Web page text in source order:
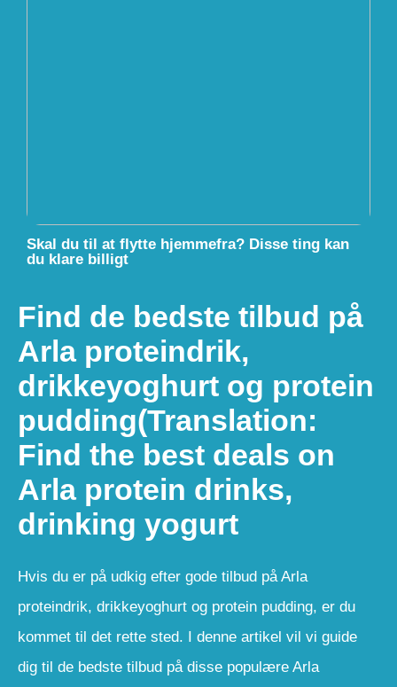
Skal du til at flytte hjemmefra? Disse ting kan
du klare billigt
Find de bedste tilbud på
Arla proteindrik,
drikkeyoghurt og protein
pudding(Translation:
Find the best deals on
Arla protein drinks,
drinking yogurt
Hvis du er på udkig efter gode tilbud på Arla
proteindrik, drikkeyoghurt og protein pudding, er du
kommet til det rette sted. I denne artikel vil vi guide
dig til de bedste tilbud på disse populære Arla